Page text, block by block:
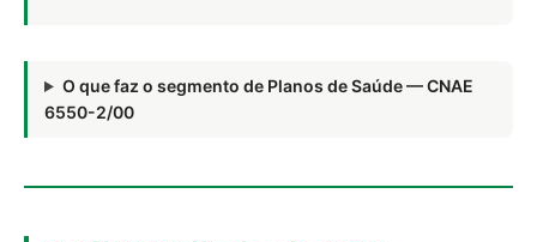
O que faz o segmento de Planos de Saúde — CNAE
6550-2/00